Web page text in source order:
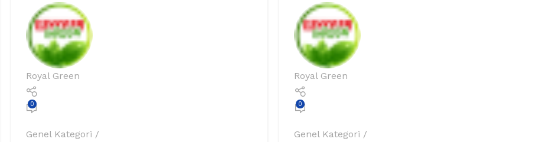
Royal Green
0
Genel Kategori
Royal Green
0
Genel Kategori